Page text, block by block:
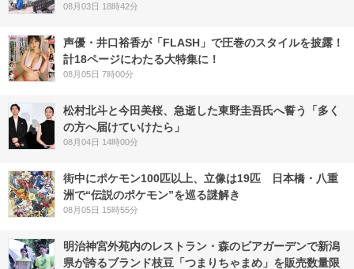
08月03日 18時42分
声優・井口裕香が「FLASH」で圧巻のスタイルを披露！
計18ページにわたる大特集に！
08月05日 7時00分
松村北斗と今田美桜、急逝した東野圭吾氏へ誓う「多く
の方へ届けていけたら」
08月04日 14時00分
街中にポケモン100匹以上、立像は19匹 日本橋・八重
洲で“伝説のポケモン”を巡る謎解き
08月05日 15時55分
明治神宮外苑内のレストラン・森のビアガーデンで新潟
県が誇るブランド枝豆「つまりちゃまめ」を販売数量限